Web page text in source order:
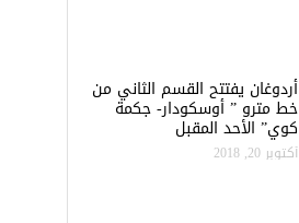
أردوغان يفتتح القسم الثاني من
خط مترو ” أوسكودار- جكمة
كوي” الأحد المقبل
أكتوبر 20, 2018